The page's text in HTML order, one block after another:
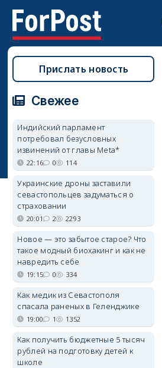
Прислать новость
Свежее
Индийский парламент
потребовал безусловных
извинений от главы Meta*
22:16 0 114
Украинские дроны заставили
севастопольцев задуматься о
страховании
20:01 2 2293
Новое — это забытое старое? Что
такое модный биохакинг и как не
навредить себе
19:15 0 334
Как медик из Севастополя
спасала раненых в Геленджике
19:00 1 1352
Как получить бюджетные 5 тысяч
рублей на подготовку детей к
школе